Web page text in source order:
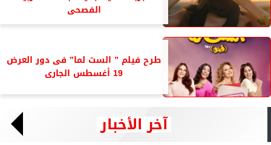
الفصحى
طرح فيلم ” الست لما” فى دور العرض
19 أغسطس الجارى
آخر الأخبار